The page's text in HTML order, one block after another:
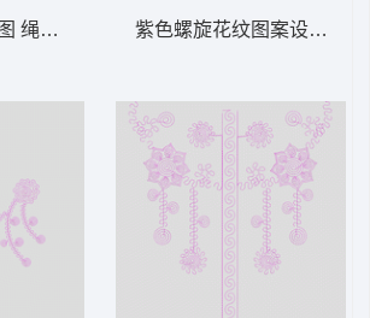
绳绣 盘带 链目绣 特种绣紫色螺旋花纹图案设计 绳